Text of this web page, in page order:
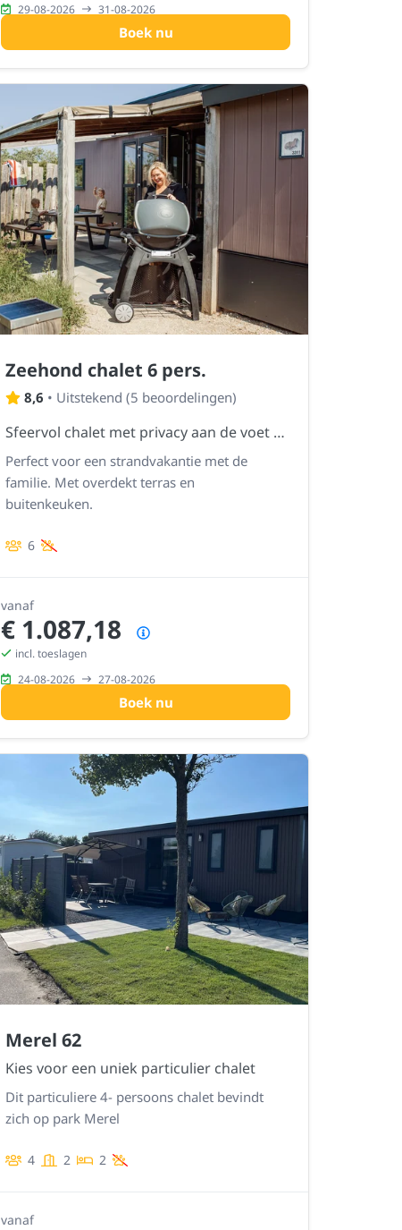
29-08-2026
31-08-2026
Boek nu
Zeehond chalet 6 pers.
8,6 • Uitstekend (5 beoordelingen)
Sfeervol chalet met privacy aan de voet van de duinen
Perfect voor een strandvakantie met de
familie. Met overdekt terras en
buitenkeuken.
6
vanaf
€ 1.087,18
incl. toeslagen
24-08-2026
27-08-2026
Boek nu
Merel 62
Kies voor een uniek particulier chalet
Dit particuliere 4- persoons chalet bevindt
zich op park Merel
4 2 2
vanaf